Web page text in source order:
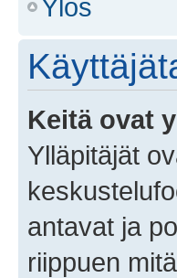
Ylös
Keitä ovat
Ylläpitäjät
antavat ja
riippuen